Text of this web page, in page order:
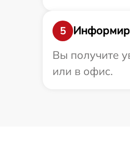
5
Вы получите
или в офис.